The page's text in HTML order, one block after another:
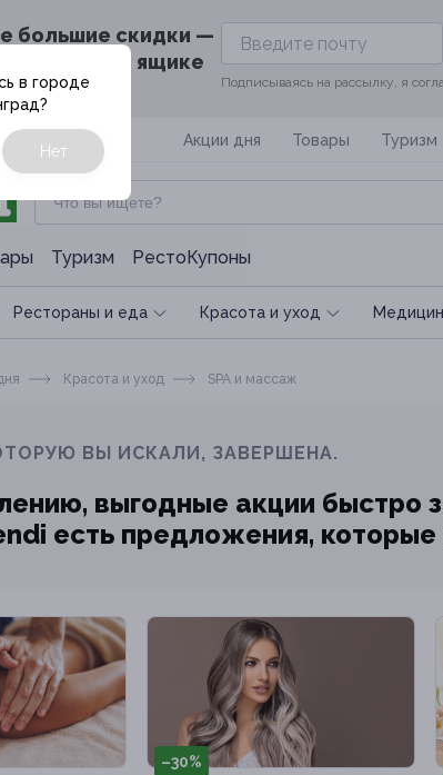
большие скидки —
почтовом ящике
Подписываясь на рассылку, я
Акции дня Товары Туризм
Туризм РестоКупоны
Рестораны и еда Красота и уход
в городе
?
Нет
Красота и уход SPA и массаж
ВЫ ИСКАЛИ, ЗАВЕРШЕНА.
выгодные акции быстро
есть предложения, которые
–30%